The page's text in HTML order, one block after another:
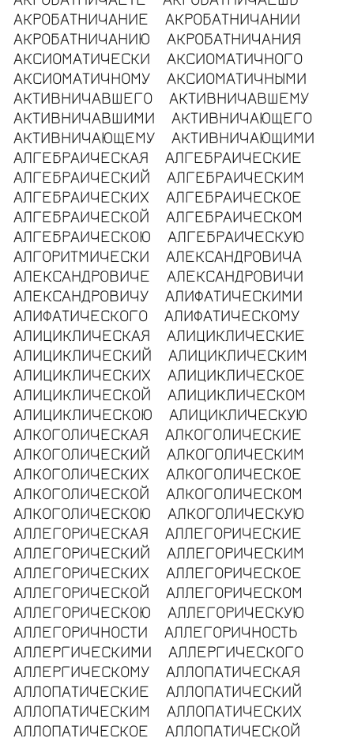
АКРОБАТНИЧАНИЕ
АКРОБАТНИЧАНИИ
АКРОБАТНИЧАНИЮ
АКРОБАТНИЧАНИЯ
АКСИОМАТИЧЕСКИ
АКСИОМАТИЧНОГО
АКСИОМАТИЧНОМУ
АКСИОМАТИЧНЫМИ
АКТИВНИЧАВШЕГО
АКТИВНИЧАВШЕМУ
АКТИВНИЧАВШИМИ
АКТИВНИЧАЮЩЕГО
АКТИВНИЧАЮЩЕМУ
АКТИВНИЧАЮЩИМИ
АЛГЕБРАИЧЕСКАЯ
АЛГЕБРАИЧЕСКИЕ
АЛГЕБРАИЧЕСКИЙ
АЛГЕБРАИЧЕСКИМ
АЛГЕБРАИЧЕСКИХ
АЛГЕБРАИЧЕСКОЕ
АЛГЕБРАИЧЕСКОЙ
АЛГЕБРАИЧЕСКОМ
АЛГЕБРАИЧЕСКОЮ
АЛГЕБРАИЧЕСКУЮ
АЛГОРИТМИЧЕСКИ
АЛЕКСАНДРОВИЧА
АЛЕКСАНДРОВИЧЕ
АЛЕКСАНДРОВИЧИ
АЛЕКСАНДРОВИЧУ
АЛИФАТИЧЕСКИМИ
АЛИФАТИЧЕСКОГО
АЛИФАТИЧЕСКОМУ
АЛИЦИКЛИЧЕСКАЯ
АЛИЦИКЛИЧЕСКИЕ
АЛИЦИКЛИЧЕСКИЙ
АЛИЦИКЛИЧЕСКИМ
АЛИЦИКЛИЧЕСКИХ
АЛИЦИКЛИЧЕСКОЕ
АЛИЦИКЛИЧЕСКОЙ
АЛИЦИКЛИЧЕСКОМ
АЛИЦИКЛИЧЕСКОЮ
АЛИЦИКЛИЧЕСКУЮ
АЛКОГОЛИЧЕСКАЯ
АЛКОГОЛИЧЕСКИЕ
АЛКОГОЛИЧЕСКИЙ
АЛКОГОЛИЧЕСКИМ
АЛКОГОЛИЧЕСКИХ
АЛКОГОЛИЧЕСКОЕ
АЛКОГОЛИЧЕСКОЙ
АЛКОГОЛИЧЕСКОМ
АЛКОГОЛИЧЕСКОЮ
АЛКОГОЛИЧЕСКУЮ
АЛЛЕГОРИЧЕСКАЯ
АЛЛЕГОРИЧЕСКИЕ
АЛЛЕГОРИЧЕСКИЙ
АЛЛЕГОРИЧЕСКИМ
АЛЛЕГОРИЧЕСКИХ
АЛЛЕГОРИЧЕСКОЕ
АЛЛЕГОРИЧЕСКОЙ
АЛЛЕГОРИЧЕСКОМ
АЛЛЕГОРИЧЕСКОЮ
АЛЛЕГОРИЧЕСКУЮ
АЛЛЕГОРИЧНОСТИ
АЛЛЕГОРИЧНОСТЬ
АЛЛЕРГИЧЕСКИМИ
АЛЛЕРГИЧЕСКОГО
АЛЛЕРГИЧЕСКОМУ
АЛЛОПАТИЧЕСКАЯ
АЛЛОПАТИЧЕСКИЕ
АЛЛОПАТИЧЕСКИЙ
АЛЛОПАТИЧЕСКИМ
АЛЛОПАТИЧЕСКИХ
АЛЛОПАТИЧЕСКОЕ
АЛЛОПАТИЧЕСКОЙ